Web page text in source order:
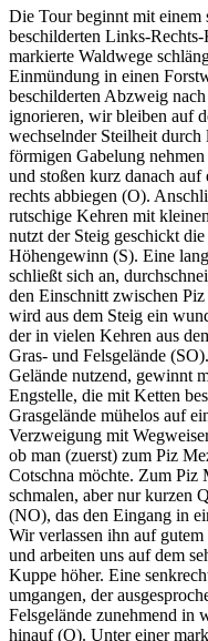
Die Tour beginnt mit
beschilderten Links-
markierte Waldwege
Einmündung in einen
beschilderten Abzweig
ignorieren, wir bleiben auf
wechselnder Steilheit
förmigen Gabelung
und stoßen kurz danach
rechts abbiegen (O).
rutschige Kehren mit
nutzt der Steig geschickt
Höhengewinn (S). Eine
schließt sich an,
den Einschnitt zwischen
wird aus dem Steig ein
der in vielen Kehren aus
Gras- und Felsgelände
Gelände nutzend, gewinnt
Engstelle, die mit Ketten
Grasgelände mühelos auf
Verzweigung mit
ob man (zuerst) zum Piz
Cotschna möchte. Zum Piz
schmalen, aber nur kurzen
(NO), das den Eingang in
Wir verlassen ihn auf
und arbeiten uns auf dem
Kuppe höher. Eine
umgangen, der
Felsgelände zunehmend in
hinauf (O). Unter einer